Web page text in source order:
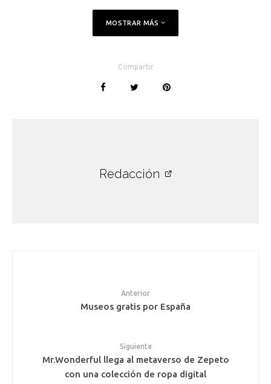
MOSTRAR MÁS
Compartir
Redacción
Anterior
Museos gratis por España
Siguiente
Mr.Wonderful llega al metaverso de Zepeto
con una colección de ropa digital